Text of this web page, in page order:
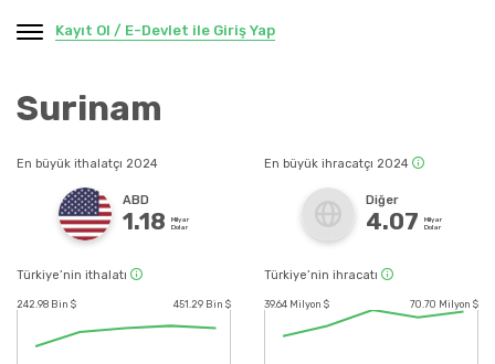
Kayıt Ol / E-Devlet ile Giriş Yap
Surinam
En büyük ithalatçı 2024
ABD
1.18
Milyar
Dolar
En büyük ihracatçı 2024
Diğer
4.07
Milyar
Dolar
Türkiye’nin ithalatı
242.98 Bin $ 451.29 Bin $
Türkiye’nin ihracatı
39.64 Milyon $ 70.70 Milyon $